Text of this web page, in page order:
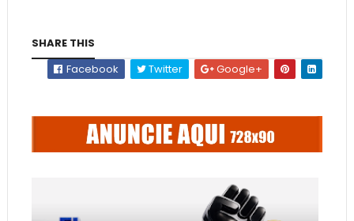
SHARE THIS
Facebook
Twitter Google+